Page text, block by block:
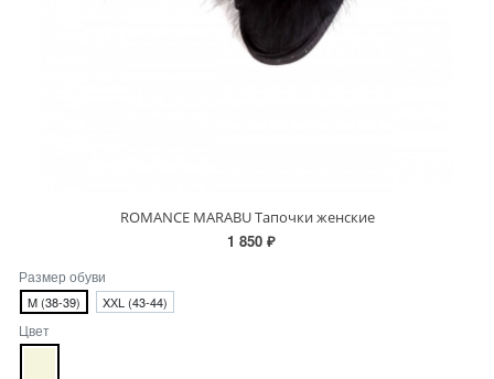
ROMANCE MARABU Тапочки женские
1 850 ₽
Размер обуви
M (38-39) XХL (43-44)
Цвет